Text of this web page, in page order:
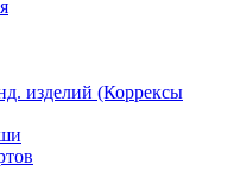
изделий (Коррексы